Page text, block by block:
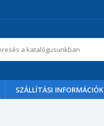
SZÁLLÍTÁSI INFORMÁCIÓK